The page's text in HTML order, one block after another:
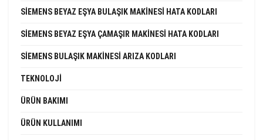
SIEMENS BEYAZ EŞYA BULAŞIK MAKINESI HATA KODLARI
SIEMENS BEYAZ EŞYA ÇAMAŞIR MAKINESI HATA KODLARI
SIEMENS BULAŞIK MAKINESI ARIZA KODLARI
TEKNOLOJI
ÜRÜN BAKIMI
ÜRÜN KULLANIMI